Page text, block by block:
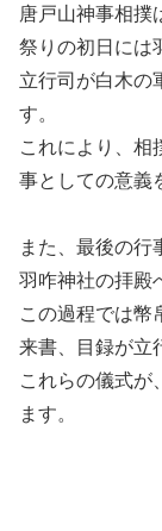
唐戸山神事相撲
祭りの初日には
立行司が白木の
す。
これにより、相
事としての意義
また、最後の行
羽咋神社の拝殿
この過程では幣
来書、目録が立
これらの儀式が
ます。